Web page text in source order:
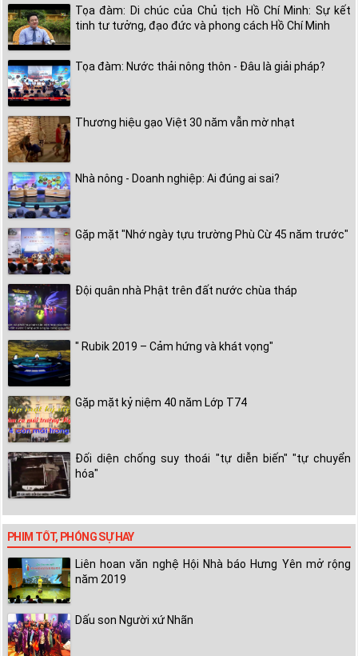
Tọa đàm: Di chúc của Chủ tịch Hồ Chí Minh: Sự kết
tinh tư tưởng, đạo đức và phong cách Hồ Chí Minh
Tọa đàm: Nước thải nông thôn - Đâu là giải pháp?
Thương hiệu gạo Việt 30 năm vẫn mờ nhạt
Nhà nông - Doanh nghiệp: Ai đúng ai sai?
Gặp mặt "Nhớ ngày tựu trường Phù Cừ 45 năm trước"
Đội quân nhà Phật trên đất nước chùa tháp
" Rubik 2019 – Cảm hứng và khát vọng"
Gặp mặt kỷ niệm 40 năm Lớp T74
Đối diện chống suy thoái "tự diễn biến" "tự chuyển
hóa"
PHIM TỐT, PHÓNG SỰ HAY
Liên hoan văn nghệ Hội Nhà báo Hưng Yên mở rộng
năm 2019
Dấu son Người xứ Nhãn